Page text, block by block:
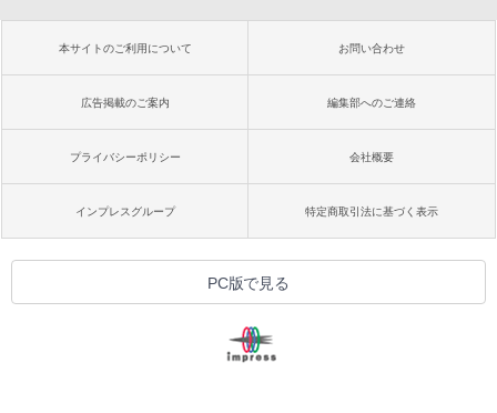
本サイトのご利用について お問い合わせ
広告掲載のご案内 編集部へのご連絡
プライバシーポリシー 会社概要
インプレスグループ 特定商取引法に基づく表示
PC版で見る